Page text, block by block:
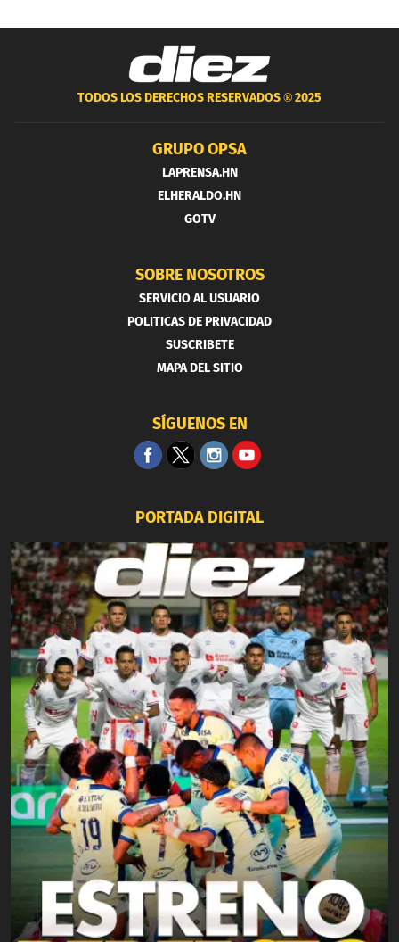
TODOS LOS DERECHOS RESERVADOS ®2025
GRUPO OPSA
LAPRENSA.HN
ELHERALDO.HN
GOTV
SOBRE NOSOTROS
SERVICIO AL USUARIO
POLITICAS DE PRIVACIDAD
SUSCRIBETE
MAPA DEL SITIO
SÍGUENOS EN
PORTADA DIGITAL